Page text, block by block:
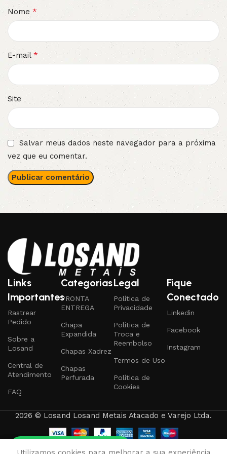
Nome *
E-mail*
Site
Salvar meus dados neste navegador para a próxima
vez que eu comentar.
Links
Importantes
Rastrear
Pedido
Sobre a
Losand
Central de
Atendimento
FAQ
Categorias
PRONTA
ENTREGA
Chapa
Expandida
Chapas Xadrez
Chapas
Perfurada
Legal
Política de
Privacidade
Política de
Troca e
Reembolso
Termos de Uso
Política de
Cookies
Fique
Conectado
Linkedin
Facebook
Instagram
2026 © Losand Losand Metais Atacado e Varejo Ltda.